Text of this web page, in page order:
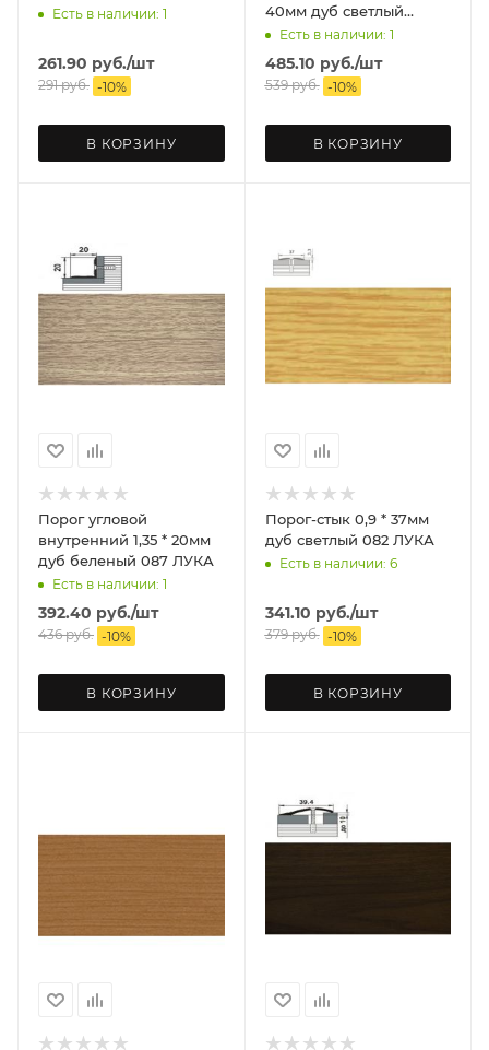
Есть в наличии: 1
261.90 руб./шт
291руб. -10%
В КОРЗИНУ
40мм дуб светлый
ИДЕАЛ
Есть в наличии: 1
485.10 руб./шт
539руб. -10%
В КОРЗИНУ
Порог угловой
внутренний 1,35 * 20мм
дуб беленый 087 ЛУКА
Есть в наличии: 1
392.40 руб./шт
436руб. -10%
В КОРЗИНУ
Порог-стык 0,9 * 37мм
дуб светлый 082 ЛУКА
Есть в наличии: 6
341.10 руб./шт
379руб. -10%
В КОРЗИНУ